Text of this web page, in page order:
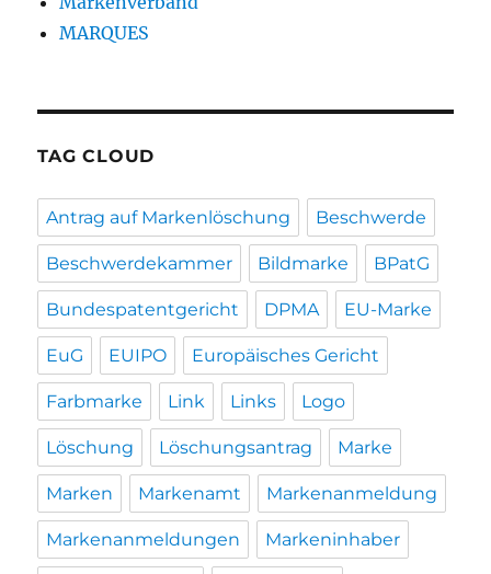
MARQUES
TAG CLOUD
Antrag auf Markenlöschung Beschwerde
Beschwerdekammer Bildmarke BPatG
Bundespatentgericht DPMA EU-Marke
EuG EUIPO Europäisches Gericht
Farbmarke Link Links Logo
Löschung Löschungsantrag Marke
Marken Markenamt Markenanmeldung
Markenanmeldungen Markeninhaber